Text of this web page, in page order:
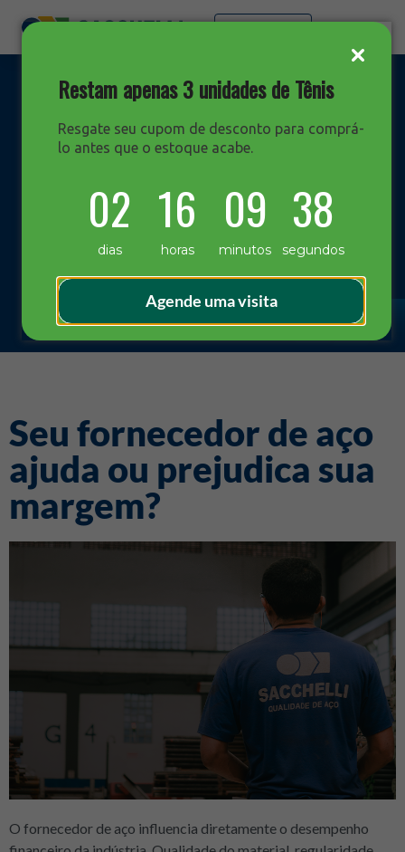
Restam apenas 3 unidades de Tênis
Resgate seu cupom de desconto para comprá-
lo antes que o estoque acabe.
02
dias
16
horas
09
minutos
37
segundos
Agende uma visita
Blog Sacchelli
Seu fornecedor de aço
ajuda ou prejudica sua
margem?
O fornecedor de aço influencia diretamente o desempenho